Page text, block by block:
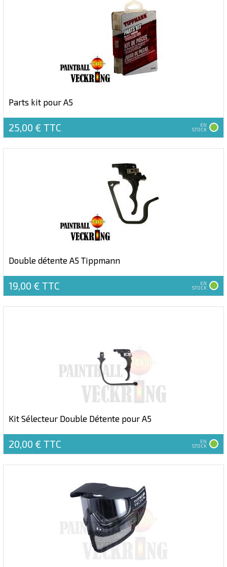
Parts kit pour A5
25,00 € TTC EN
STOCK
Double détente A5 Tippmann
19,00 € TTC EN
STOCK
Kit Sélecteur Double Détente pour A5
20,00 € TTC EN
STOCK